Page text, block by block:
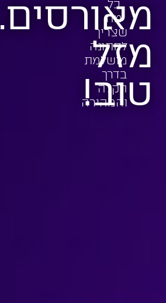
מאורסים.
מזל
טוב!
כל
מה
שצריך
לחתונה
מושלמת
בדרך
הקלה
והמהירה